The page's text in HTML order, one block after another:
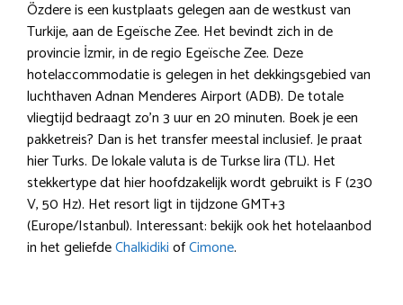
Özdere is een kustplaats gelegen aan de westkust van
Turkije, aan de Egeïsche Zee. Het bevindt zich in de
provincie İzmir, in de regio Egeïsche Zee. Deze
hotelaccommodatie is gelegen in het dekkingsgebied van
luchthaven Adnan Menderes Airport (ADB). De totale
vliegtijd bedraagt zo’n 3 uur en 20 minuten. Boek je een
pakketreis? Dan is het transfer meestal inclusief. Je praat
hier Turks. De lokale valuta is de Turkse lira (TL). Het
stekkertype dat hier hoofdzakelijk wordt gebruikt is F (230
V, 50 Hz). Het resort ligt in tijdzone GMT+3
(Europe/Istanbul). Interessant: bekijk ook het hotelaanbod
in het geliefdeChalkidikiofCimone.